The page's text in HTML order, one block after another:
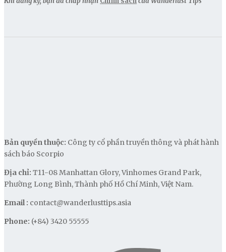
Bản quyền thuộc: Công ty cổ phần truyền thông và phát hành
sách báo Scorpio
Địa chỉ: T11-08 Manhattan Glory, Vinhomes Grand Park,
Phường Long Bình, Thành phố Hồ Chí Minh, Việt Nam.
Email : contact@wanderlusttips.asia
Phone: (+84) 3420 55555